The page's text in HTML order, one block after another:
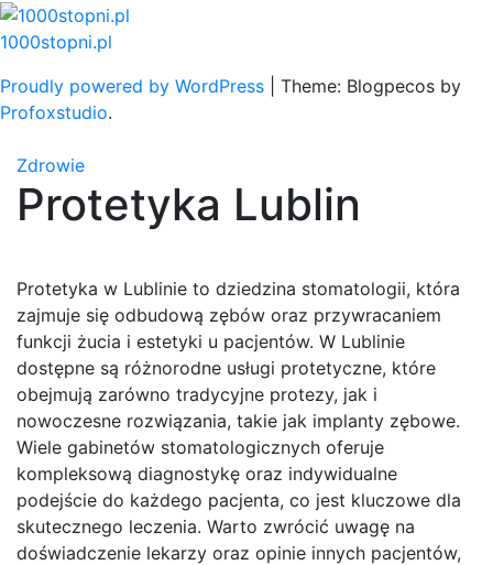
Skip
to
1000stopni.pl
Proudly powered by WordPress
Theme: Blogpecos by
Profoxstudio.
Zdrowie
Protetyka Lublin
Protetyka w Lublinie to dziedzina stomatologii, która
zajmuje się odbudową zębów oraz przywracaniem
funkcji żucia i estetyki u pacjentów. W Lublinie
dostępne są różnorodne usługi protetyczne, które
obejmują zarówno tradycyjne protezy, jak i
nowoczesne rozwiązania, takie jak implanty zębowe.
Wiele gabinetów stomatologicznych oferuje
kompleksową diagnostykę oraz indywidualne
podejście do każdego pacjenta, co jest kluczowe dla
skutecznego leczenia. Warto zwrócić uwagę na
doświadczenie lekarzy oraz opinie innych pacjentów,